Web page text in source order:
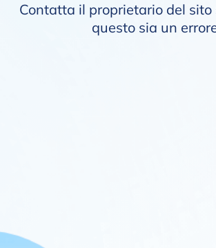
Contatta il proprietario del sito
questo sia un